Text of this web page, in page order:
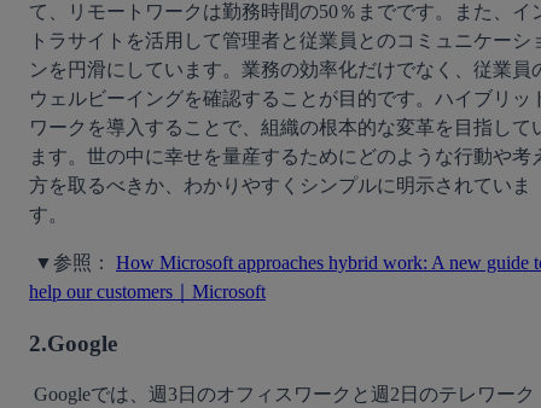
て、リモートワークは勤務時間の50％までです。また、イ
トラサイトを活用して管理者と従業員とのコミュニケーシ
ンを円滑にしています。業務の効率化だけでなく、従業員
ウェルビーイングを確認することが目的です。ハイブリッ
ワークを導入することで、組織の根本的な変革を目指して
ます。世の中に幸せを量産するためにどのような行動や考
方を取るべきか、わかりやすくシンプルに明示されていま
す。
▼参照： How Microsoft approaches hybrid work: A new guide
help our customers｜Microsoft
2.Google